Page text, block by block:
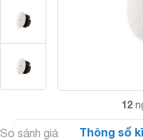
12
So sánh giá Thông số